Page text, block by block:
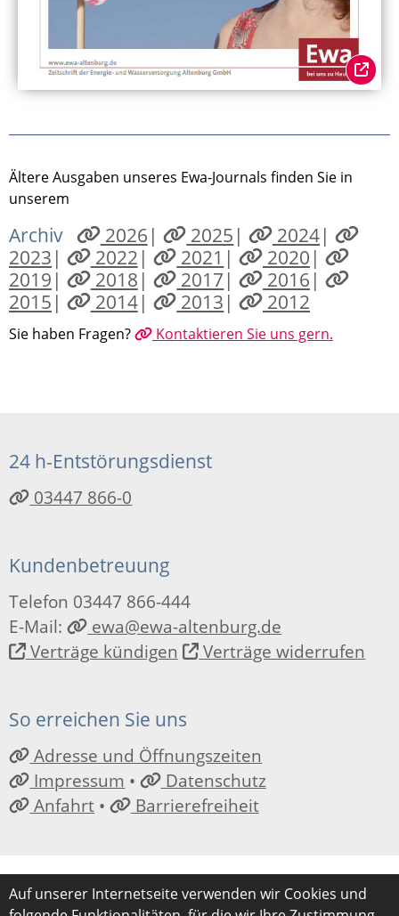
Ältere Ausgaben unseres Ewa-Journals finden Sie in
unserem
Archiv 2026 | 2025 | 2024|
2023 | 2022 | 2021 | 2020 |
2019 | 2018 | 2017 | 2016 |
2015 | 2014| 2013 | 2012
Sie haben Fragen? Kontaktieren Sie uns gern.
24 h-Entstörungsdienst
03447 866-0
Kundenbetreuung
Telefon 03447 866-444
E-Mail:
ewa@ewa-altenburg.de
Verträge kündigen
Verträge widerrufen
So erreichen Sie uns
Adresse und Öffnungszeiten
Impressum •
Datenschutz
Anfahrt • Barrierefreiheit
Auf unserer Internetseite verwenden wir Cookies und